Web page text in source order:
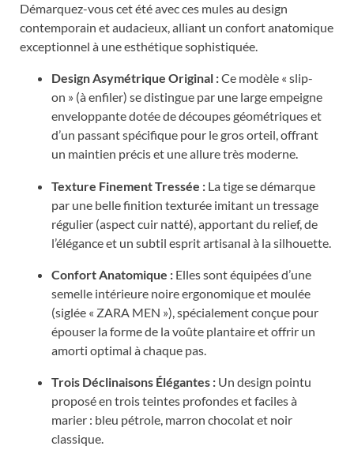
Démarquez-vous cet été avec ces mules au design
contemporain et audacieux, alliant un confort anatomique
exceptionnel à une esthétique sophistiquée.
Design Asymétrique Original :Ce modèle « slip-
on » (à enfiler) se distingue par une large empeigne
enveloppante dotée de découpes géométriques et
d’un passant spécifique pour le gros orteil, offrant
un maintien précis et une allure très moderne.
Texture Finement Tressée : La tige se démarque
par une belle finition texturée imitant un tressage
régulier (aspect cuir natté), apportant du relief, de
l’élégance et un subtil esprit artisanal à la silhouette.
Confort Anatomique : Elles sont équipées d’une
semelle intérieure noire ergonomique et moulée
(siglée « ZARA MEN »), spécialement conçue pour
épouser la forme de la voûte plantaire et offrir un
amorti optimal à chaque pas.
Trois Déclinaisons Élégantes : Un design pointu
proposé en trois teintes profondes et faciles à
marier : bleu pétrole, marron chocolat et noir
classique.